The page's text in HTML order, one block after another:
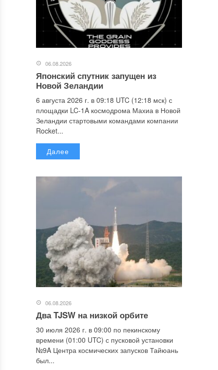
06.08.2026
Японский спутник запущен из
Новой Зеландии
6 августа 2026 г. в 09:18 UTC (12:18 мск) с
площадки LC-1A космодрома Махиа в Новой
Зеландии стартовыми командами компании
Rocket...
Далее
06.08.2026
Два TJSW на низкой орбите
30 июля 2026 г. в 09:00 по пекинскому
времени (01:00 UTC) с пусковой установки
№9A Центра космических запусков Тайюань
был...